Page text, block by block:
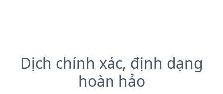
Dịch chính xác, định dạng
hoàn hảo